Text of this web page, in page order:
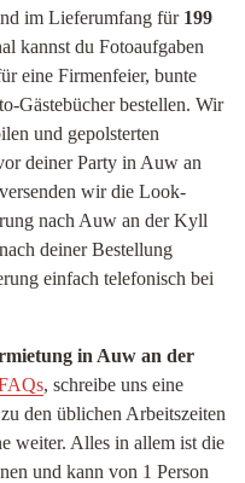
im Lieferumfang für 199
kannst du Fotoaufgaben
eine Firmenfeier, bunte
Gästebücher bestellen. Wir
und gepolsterten
deiner Party in Auw an
wir die Look-
nach Auw an der Kyll
deiner Bestellung
einfach telefonisch bei
in Auw an der
, schreibe uns eine
den üblichen Arbeitszeiten
weiter. Alles in allem ist die
und kann von 1 Person